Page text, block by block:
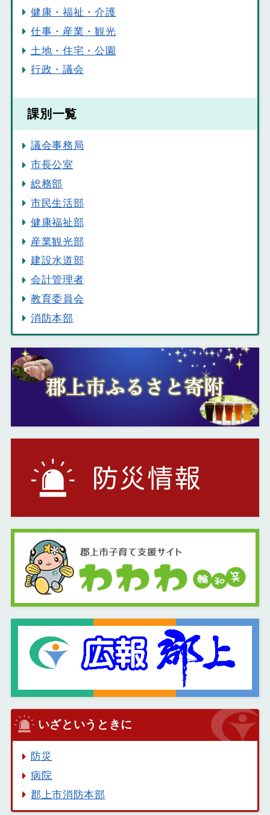
健康・福祉・介護
仕事・産業・観光
土地・住宅・公園
行政・議会
課別一覧
議会事務局
市長公室
総務部
市民生活部
健康福祉部
産業観光部
建設水道部
会計管理者
教育委員会
消防本部
いざというときに
防災
病院
郡上市消防本部